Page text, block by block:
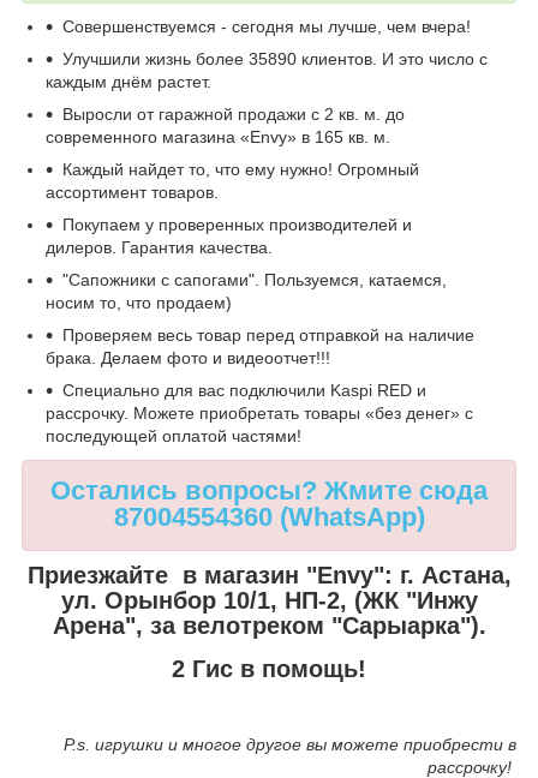
Совершенствуемся - сегодня мы лучше, чем вчера!
Улучшили жизнь более 35890 клиентов. И это число с
каждым днём растет.
Выросли от гаражной продажи с 2 кв. м. до
современного магазина «Envy» в 165 кв. м.
Каждый найдет то, что ему нужно! Огромный
ассортимент товаров.
Покупаем у проверенных производителей и
дилеров. Гарантия качества.
"Сапожники с сапогами". Пользуемся, катаемся,
носим то, что продаем)
Проверяем весь товар перед отправкой на наличие
брака. Делаем фото и видеоотчет!!!
Специально для вас подключили Kaspi RED и
рассрочку. Можете приобретать товары «без денег» с
последующей оплатой частями!
Остались вопросы? Жмите сюда
87004554360 (WhatsApp)
Приезжайте в магазин "Envy": г. Астана,
ул. Орынбор 10/1, НП-2, (ЖК "Инжу
Арена", за велотреком "Сарыарка").
2 Гис в помощь!
P.s. игрушки и многое другое вы можете приобрести в
рассрочку!